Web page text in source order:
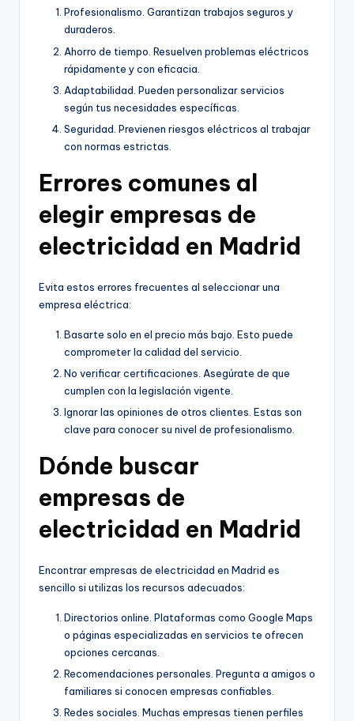
Profesionalismo. Garantizan trabajos seguros y
duraderos.
Ahorro de tiempo. Resuelven problemas eléctricos
rápidamente y con eficacia.
Adaptabilidad. Pueden personalizar servicios
según tus necesidades específicas.
Seguridad. Previenen riesgos eléctricos al trabajar
con normas estrictas.
Errores comunes al
elegir empresas de
electricidad en Madrid
Evita estos errores frecuentes al seleccionar una
empresa eléctrica:
Basarte solo en el precio más bajo. Esto puede
comprometer la calidad del servicio.
No verificar certificaciones. Asegúrate de que
cumplen con la legislación vigente.
Ignorar las opiniones de otros clientes. Estas son
clave para conocer su nivel de profesionalismo.
Dónde buscar
empresas de
electricidad en Madrid
Encontrar empresas de electricidad en Madrid es
sencillo si utilizas los recursos adecuados:
Directorios online. Plataformas como Google Maps
o páginas especializadas en servicios te ofrecen
opciones cercanas.
Recomendaciones personales. Pregunta a amigos o
familiares si conocen empresas confiables.
Redes sociales. Muchas empresas tienen perfiles